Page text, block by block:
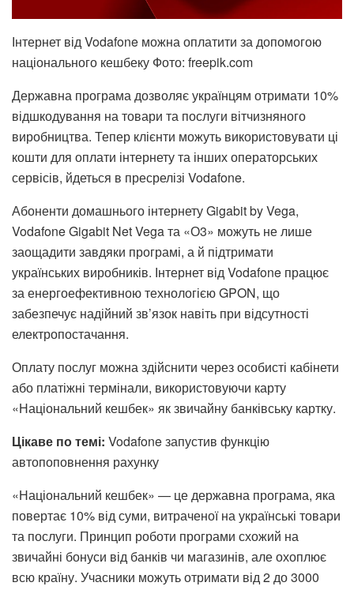
Інтернет від Vodafone можна оплатити за допомогою
національного кешбеку Фото: freepik.com
Державна програма дозволяє українцям отримати 10%
відшкодування на товари та послуги вітчизняного
виробництва. Тепер клієнти можуть використовувати ці
кошти для оплати інтернету та інших операторських
сервісів, йдеться в пресрелізі Vodafone.
Абоненти домашнього інтернету Gigabit by Vega,
Vodafone Gigabit Net Vega та «О3» можуть не лише
заощадити завдяки програмі, а й підтримати
українських виробників. Інтернет від Vodafone працює
за енергоефективною технологією GPON, що
забезпечує надійний зв’язок навіть при відсутності
електропостачання.
Оплату послуг можна здійснити через особисті кабінети
або платіжні термінали, використовуючи карту
«Національний кешбек» як звичайну банківську картку.
Цікаве по темі: Vodafone запустив функцію
автопоповнення рахунку
«Національний кешбек» — це державна програма, яка
повертає 10% від суми, витраченої на українські товари
та послуги. Принцип роботи програми схожий на
звичайні бонуси від банків чи магазинів, але охоплює
всю країну. Учасники можуть отримати від 2 до 3000